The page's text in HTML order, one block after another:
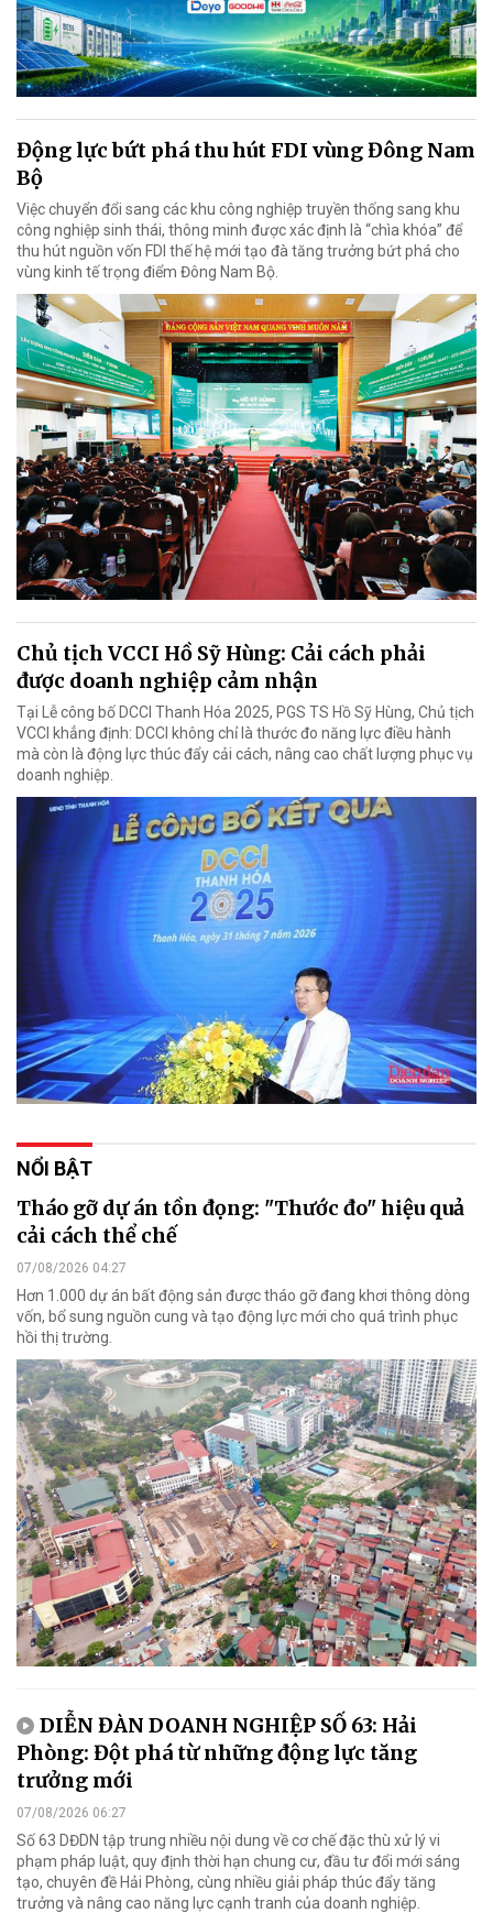
Động lực bứt phá thu hút FDI vùng Đông Nam
Bộ
Việc chuyển đổi sang các khu công nghiệp truyền thống sang khu
công nghiệp sinh thái, thông minh được xác định là “chìa khóa” để
thu hút nguồn vốn FDI thế hệ mới tạo đà tăng trưởng bứt phá cho
vùng kinh tế trọng điểm Đông Nam Bộ.
Chủ tịch VCCI Hồ Sỹ Hùng: Cải cách phải
được doanh nghiệp cảm nhận
Tại Lễ công bố DCCI Thanh Hóa 2025, PGS TS Hồ Sỹ Hùng, Chủ tịch
VCCI khẳng định: DCCI không chỉ là thước đo năng lực điều hành
mà còn là động lực thúc đẩy cải cách, nâng cao chất lượng phục vụ
doanh nghiệp.
NỔI BẬT
Tháo gỡ dự án tồn đọng: "Thước đo" hiệu quả
cải cách thể chế
07/08/2026 04:27
Hơn 1.000 dự án bất động sản được tháo gỡ đang khơi thông dòng
vốn, bổ sung nguồn cung và tạo động lực mới cho quá trình phục
hồi thị trường.
DIỄN ĐÀN DOANH NGHIỆP SỐ 63: Hải
Phòng: Đột phá từ những động lực tăng
trưởng mới
07/08/2026 06:27
Số 63 DĐDN tập trung nhiều nội dung về cơ chế đặc thù xử lý vi
phạm pháp luật, quy định thời hạn chung cư, đầu tư đổi mới sáng
tạo, chuyên đề Hải Phòng, cùng nhiều giải pháp thúc đẩy tăng
trưởng và nâng cao năng lực cạnh tranh của doanh nghiệp.